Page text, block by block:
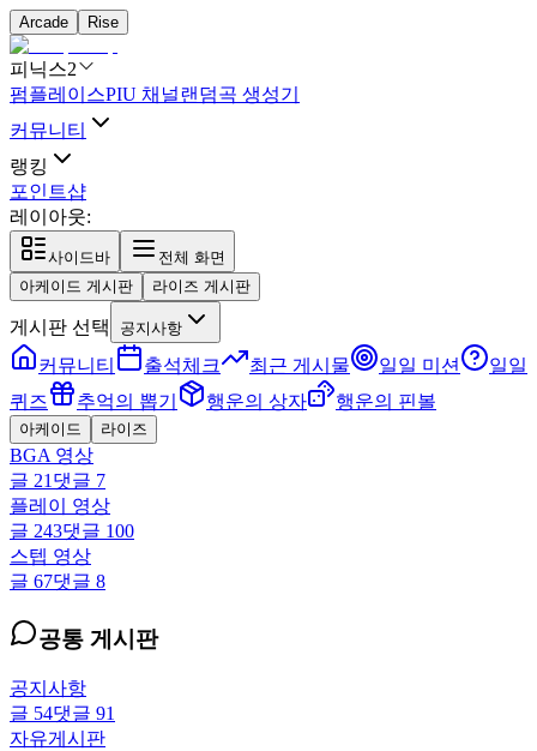
Arcade Rise
피닉스2
펌플레이스PIU 채널랜덤곡 생성기
커뮤니티
랭킹
포인트샵
레이아웃:
사이드바
전체 화면
아케이드 게시판
라이즈 게시판
게시판 선택 공지사항
커뮤니티 출석체크 최근 게시물 일일 미션
일일
퀴즈
추억의 뽑기 행운의 상자 행운의 핀볼
아케이드 라이즈
BGA 영상
글 21 댓글 7
플레이 영상
글 243댓글 100
스텝 영상
글 67댓글 8
공통 게시판
공지사항
글 54댓글 91
자유게시판